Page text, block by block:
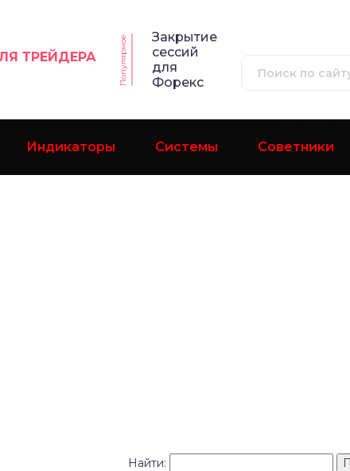
ТРЕЙДЕРА Популярное
Закрытие
сессий
для
Форекс
Индикаторы Системы Советники
Найти: